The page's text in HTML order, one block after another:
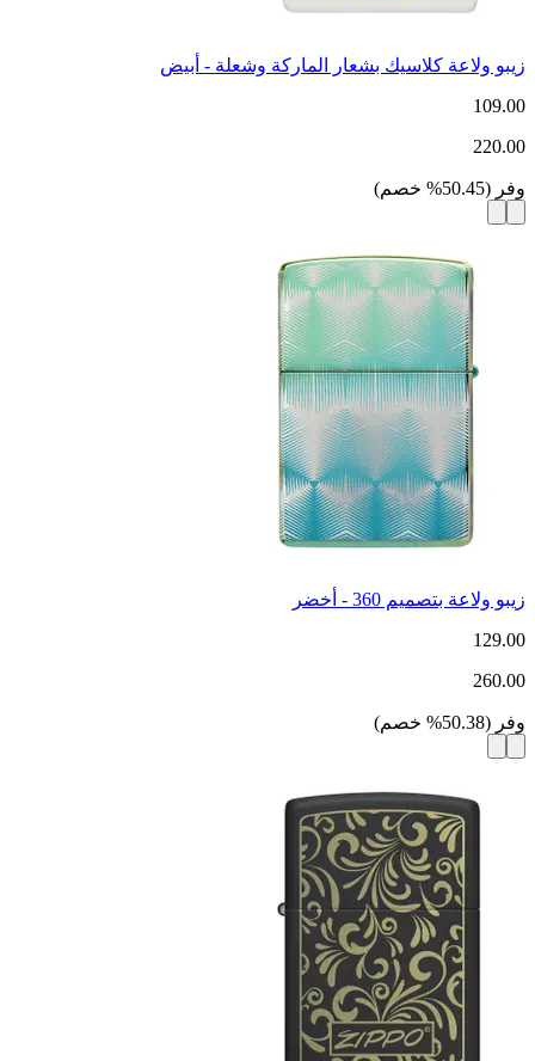
زيبو ولاعة كلاسيك بشعار الماركة وشعلة - أبيض
109.00
220.00
وفر (
50.45
% خصم)
زيبو ولاعة بتصميم 360 - أخضر
129.00
260.00
وفر (
50.38
% خصم)